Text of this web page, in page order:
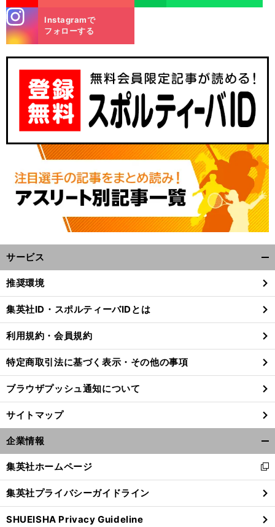
前
m
Instagramで
フォローする
サービス
閉
る
推奨環境
集英社ID・スポルティーバIDとは
利用規約・会員規約
特定商取引法に基づく表示・その他の事項
ブラウザプッシュ通知について
サイトマップ
企業情報
閉
る
集英社ホームページ
新
し
い
ウ
ィ
集英社プライバシーガイドライン
SHUEISHA Privacy Guideline